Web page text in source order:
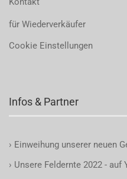
für Wiederverkäufer
Cookie Einstellungen
Infos & Partner
› Einweihung unserer neuen
› Unsere Feldernte 2022 - auf